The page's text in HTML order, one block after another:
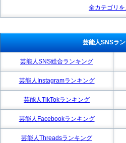
全カテゴリを
芸能人SNSラ
芸能人SNS総合ランキング
芸能人Instagramランキング
芸能人TikTokランキング
芸能人Facebookランキング
芸能人Threadsランキング